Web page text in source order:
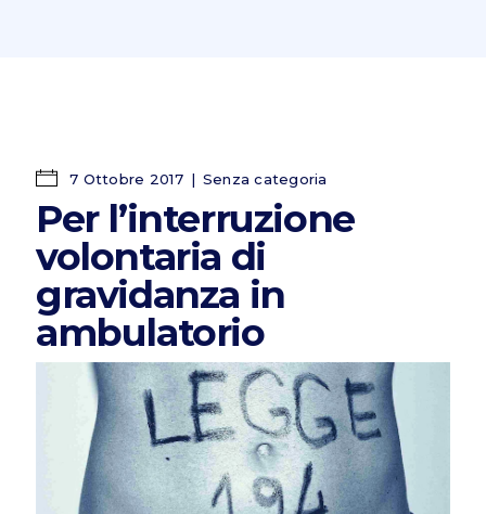
7 Ottobre 2017 Senza categoria
Per l’interruzione
volontaria di
gravidanza in
ambulatorio